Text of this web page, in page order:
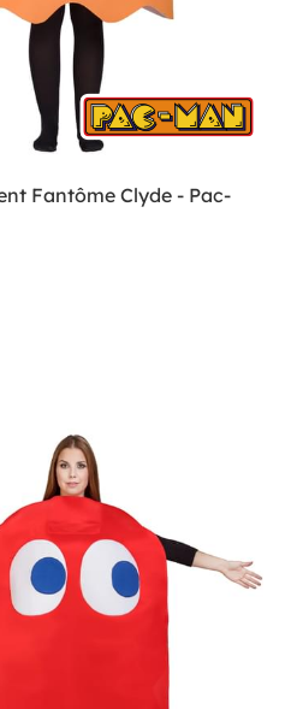
Fantôme Clyde - Pac-